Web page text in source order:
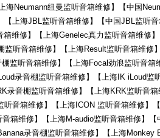
海Neumann纽曼监听音箱维修】【中国
【上海JBL监听音箱维修】【中国JBL监听
箱维修】【上海Genelec真力监听音箱维修
监听音箱维修】【上海Result监听音箱维修
监听音箱维修】【上海Focal劲浪监听音
录音棚监听音箱维修】【上海IK iLoud监
录音棚监听音箱维修】【上海KRK监听音
听音箱维修】【上海ICON 监听音箱维修】
箱维修】【上海M-audio监听音箱维修】
录音棚监听音箱维修】【上海